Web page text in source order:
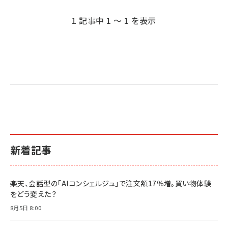
1 記事中 1 ～ 1 を表示
新着記事
楽天、会話型の「AIコンシェルジュ」で注文額17％増。買い物体験
をどう変えた？
8月5日 8:00